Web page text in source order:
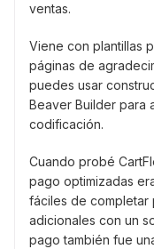
ventas.
Viene con plantillas
páginas de
puedes usar
Beaver Builder para
codificación.
Cuando probé
pago optimizadas
fáciles de completar
adicionales con un
pago también fue